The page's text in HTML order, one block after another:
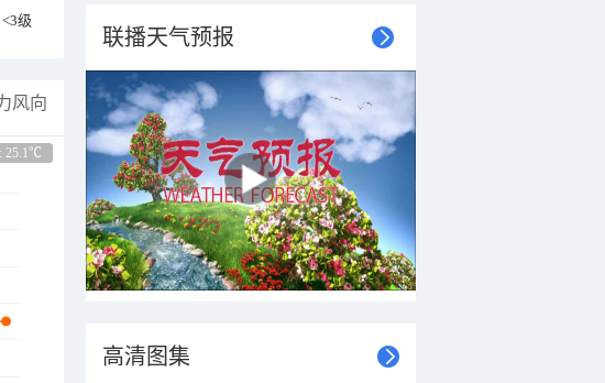
<3级
风向
25.1℃
联播天气预报
高清图集